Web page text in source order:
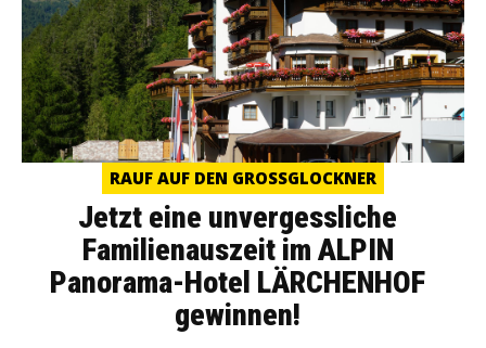
RAUF AUF DEN GROSSGLOCKNER
Jetzt eine unvergessliche
Familienauszeit im ALPIN
Panorama-Hotel LÄRCHENHOF
gewinnen!